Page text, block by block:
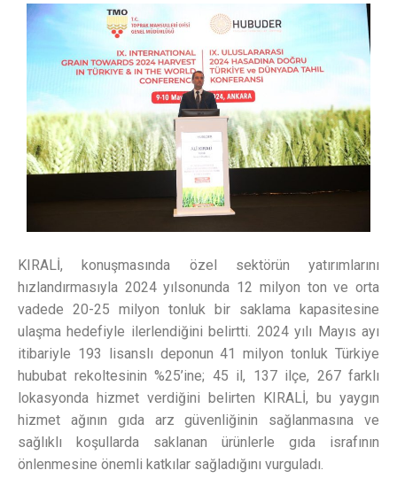
KIRALİ, konuşmasında özel sektörün yatırımlarını
hızlandırmasıyla 2024 yılsonunda 12 milyon ton ve orta
vadede 20-25 milyon tonluk bir saklama kapasitesine
ulaşma hedefiyle ilerlendiğini belirtti. 2024 yılı Mayıs ayı
itibariyle 193 lisanslı deponun 41 milyon tonluk Türkiye
hububat rekoltesinin %25’ine; 45 il, 137 ilçe, 267 farklı
lokasyonda hizmet verdiğini belirten KIRALİ, bu yaygın
hizmet ağının gıda arz güvenliğinin sağlanmasına ve
sağlıklı koşullarda saklanan ürünlerle gıda israfının
önlenmesine önemli katkılar sağladığını vurguladı.